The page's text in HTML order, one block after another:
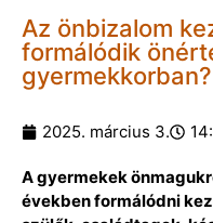
Az önbizalom
formálódik
gyermekkorban?
2025. március 3.
A gyermekek
években formálódni